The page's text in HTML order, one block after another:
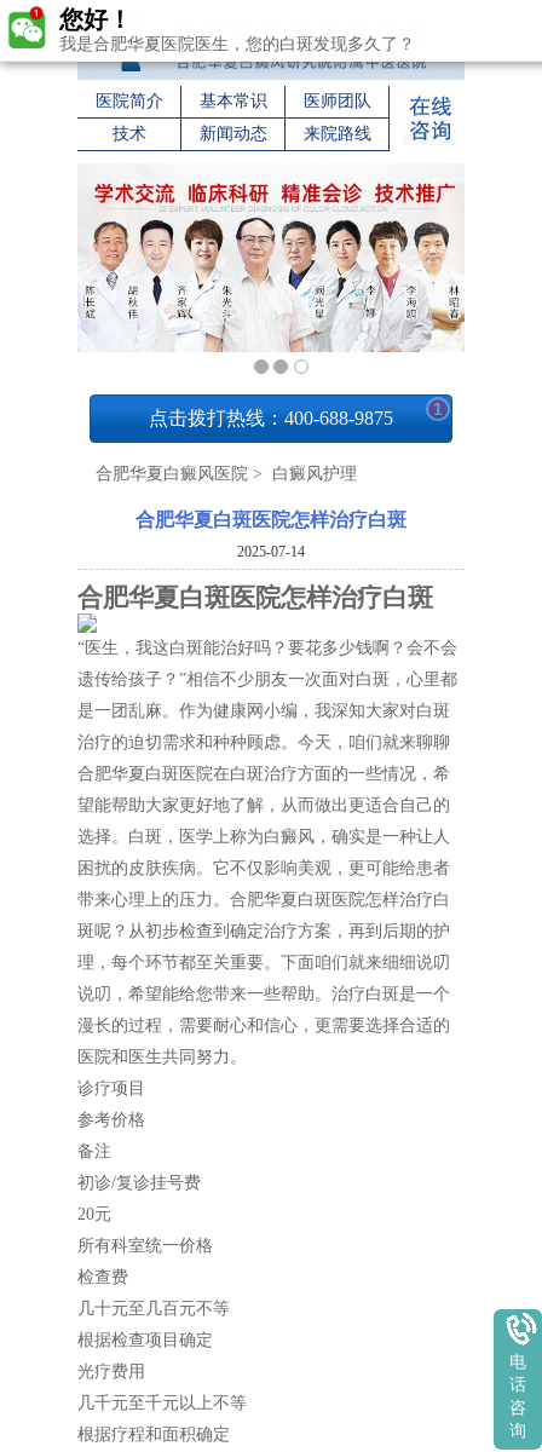
医院简介 基本常识
医师团队
技术
新闻动态 来院路线
点击拨打热线：400-688-9875 1
合肥华夏白癜风医院 > 白癜风护理
合肥华夏白斑医院怎样治疗白斑
2025-07-14
合肥华夏白斑医院怎样治疗白斑
“医生，我这白斑能治好吗？要花多少钱啊？会不会
遗传给孩子？”相信不少朋友一次面对白斑，心里都
是一团乱麻。作为健康网小编，我深知大家对白斑
治疗的迫切需求和种种顾虑。今天，咱们就来聊聊
合肥华夏白斑医院在白斑治疗方面的一些情况，希
望能帮助大家更好地了解，从而做出更适合自己的
选择。白斑，医学上称为白癜风，确实是一种让人
困扰的皮肤疾病。它不仅影响美观，更可能给患者
带来心理上的压力。合肥华夏白斑医院怎样治疗白
斑呢？从初步检查到确定治疗方案，再到后期的护
理，每个环节都至关重要。下面咱们就来细细说叨
说叨，希望能给您带来一些帮助。治疗白斑是一个
漫长的过程，需要耐心和信心，更需要选择合适的
医院和医生共同努力。
诊疗项目
参考价格
备注
初诊/复诊挂号费
20元
所有科室统一价格
检查费
几十元至几百元不等
根据检查项目确定
光疗费用
几千元至千元以上不等
根据疗程和面积确定
您好！
我是合肥华夏医院医生，您的白斑发现多久了？
电
话
咨
询